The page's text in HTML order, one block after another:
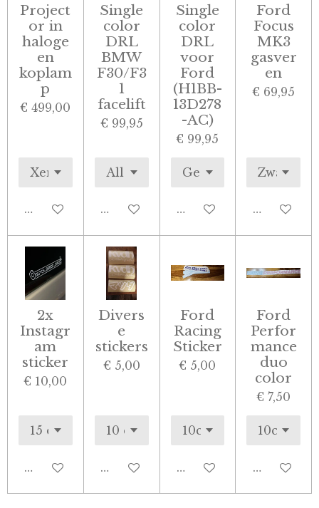
Project
or in
haloge
en
koplam
p
€ 499,00
In winkelwagen
Single
color
DRL
BMW
F30/F3
1
facelift
€ 99,95
Bekijk details
Single
color
DRL
voor
Ford
(H1BB-
13D278
-AC)
€ 99,95
Bekijk details
Ford
Focus
MK3
gasver
en
€ 69,95
Bekijk
2x
Instagr
am
sticker
€ 10,00
Bekijk details
Divers
e
stickers
€ 5,00
In winkelwagen
Ford
Racing
Sticker
€ 5,00
In winkelwagen
Ford
Perfor
mance
duo
color
€ 7,50
In